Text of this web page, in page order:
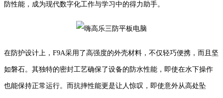
防性能，成为现代数字化工作与学习中的得力助手。
在防护设计上，F9A采用了高强度的外壳材料，不仅轻巧便携，而且坚
如磐石。其独特的密封工艺确保了设备的防水性能，即使在水下操作
也能保持正常运行。而抗摔性能更是让人惊叹，即使意外从高处坠